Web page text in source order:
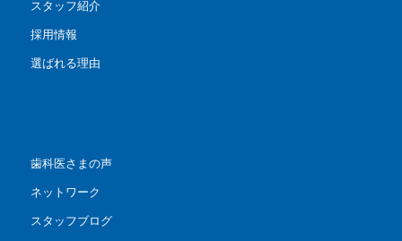
スタッフ紹介
採用情報
選ばれる理由
歯科医さまの声
ネットワーク
スタッフブログ